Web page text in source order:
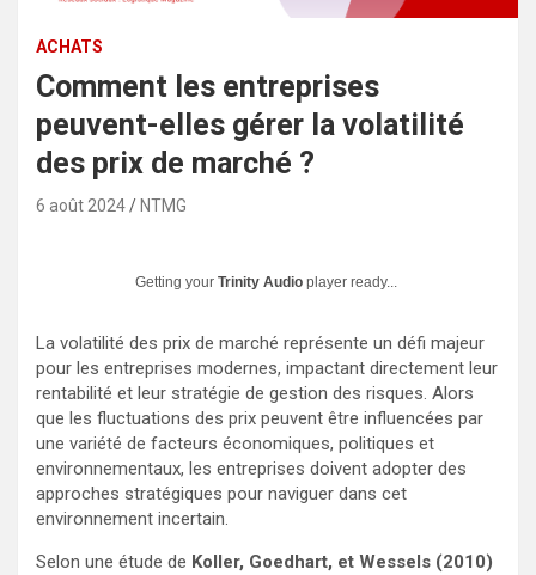
ACHATS
Comment les entreprises
peuvent-elles gérer la volatilité
des prix de marché ?
6 août 2024 NTMG
Getting your Trinity Audio player ready...
La volatilité des prix de marché représente un défi majeur
pour les entreprises modernes, impactant directement leur
rentabilité et leur stratégie de gestion des risques. Alors
que les fluctuations des prix peuvent être influencées par
une variété de facteurs économiques, politiques et
environnementaux, les entreprises doivent adopter des
approches stratégiques pour naviguer dans cet
environnement incertain.
Selon une étude de Koller, Goedhart, et Wessels (2010)